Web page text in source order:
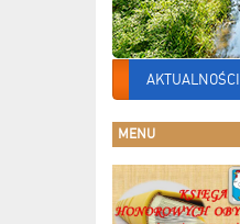
AKTUALNOŚCI
MENU